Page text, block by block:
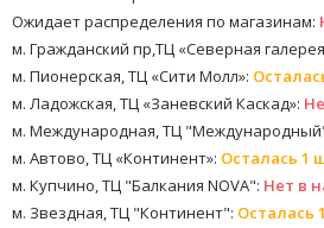
Ожидает распределения по магазинам:
м. Гражданский пр,ТЦ «Северная
м. Пионерская, ТЦ «Сити Молл»:
м. Ладожская, ТЦ «Заневский Каскад»:
м. Международная, ТЦ
м. Автово, ТЦ «Континент»: Осталась 1
м. Купчино, ТЦ "Балкания NOVA": Нет в
м. Звездная, ТЦ "Континент": Осталась